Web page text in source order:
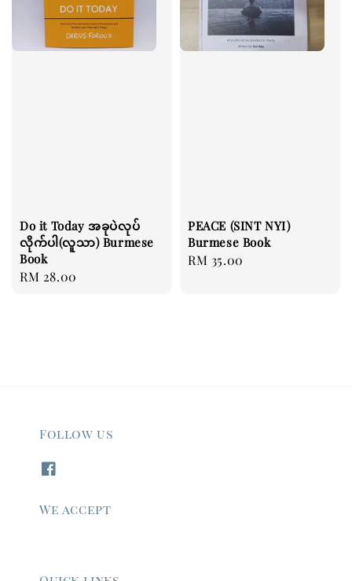
Do it Today အခုပဲလုပ်
လိုက်ပါ(လူသာ) Burmese
Book
Regular
RM 28.00
PEACE (SINT NYI)
Burmese Book
Regular
RM 35.00
Follow us
We accept